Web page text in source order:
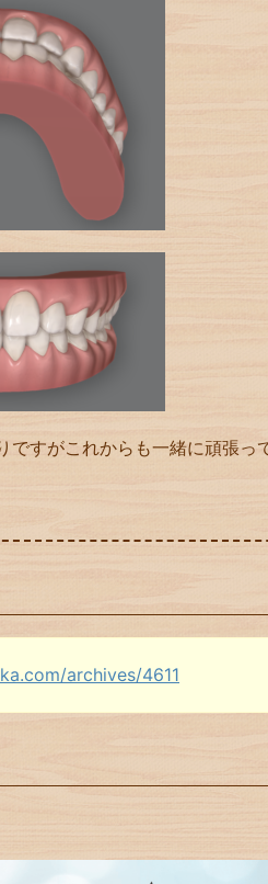
ですがこれからも一緒に頑張っ
archives/4611